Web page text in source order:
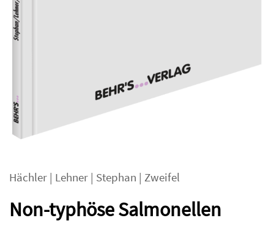
Hächler | Lehner | Stephan | Zweifel
Non-typhöse Salmonellen